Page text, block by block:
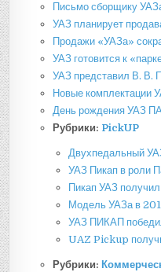
Письмо сборщику
УАЗ планирует
Продажи «УАЗа»
УАЗ готовится к
УАЗ представил В. В.
Новые
День рождения УАЗ
Рубрики: PickUP
Двухпедальный
УАЗ Пикап в роли
Пикап УАЗ
Модель УАЗа в
УАЗ ПИКАП
UAZ Pickup
Рубрики: